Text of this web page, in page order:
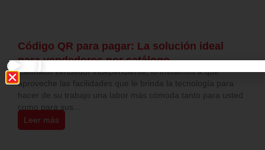
Código QR para pagar: La solución ideal
para vendedores por catálogo
9 abril 2023
Estimado vendedor independiente, lo invitamos a que
aproveche las facilidades que le brinda la tecnología para
hacer de su trabajo una labor más cómoda tanto para usted
como para sus...
Leer más